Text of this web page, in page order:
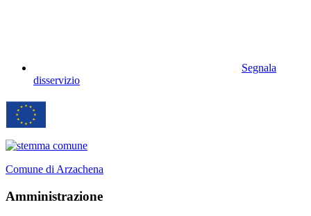
Segnala
disservizio
Comune di Arzachena
Amministrazione